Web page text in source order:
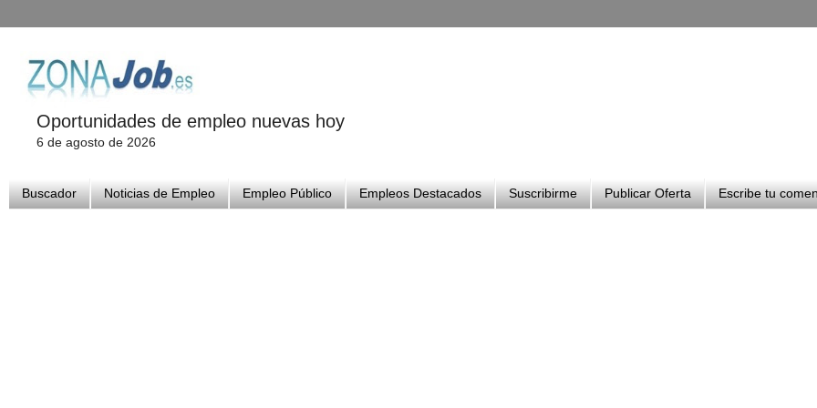
Oportunidades de empleo nuevas hoy
6 de agosto de 2026
Buscador Noticias de Empleo Empleo Público Empleos Destacados Suscribirme Publicar Oferta Escribe tu